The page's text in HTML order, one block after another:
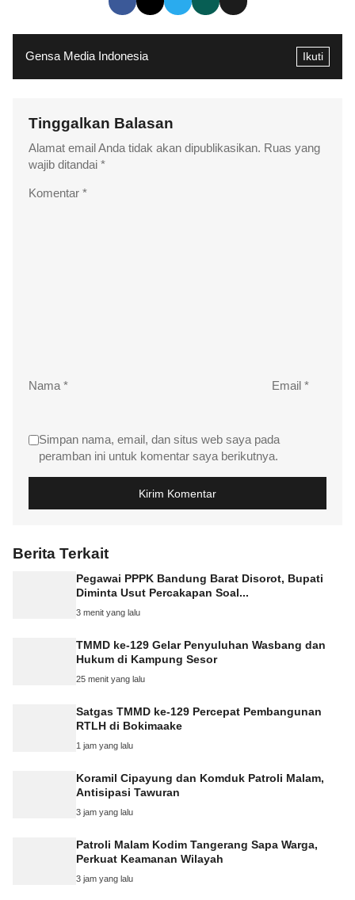
Gensa Media Indonesia Ikuti
Tinggalkan Balasan
Alamat email Anda tidak akan dipublikasikan. Ruas yang
wajib ditandai *
Komentar *
Nama * Email *
Simpan nama, email, dan situs web saya pada
peramban ini untuk komentar saya berikutnya.
Berita Terkait
Pegawai PPPK Bandung Barat Disorot, Bupati
Diminta Usut Percakapan Soal...
3 menit yang lalu
TMMD ke-129 Gelar Penyuluhan Wasbang dan
Hukum di Kampung Sesor
25 menit yang lalu
Satgas TMMD ke-129 Percepat Pembangunan
RTLH di Bokimaake
1 jam yang lalu
Koramil Cipayung dan Komduk Patroli Malam,
Antisipasi Tawuran
3 jam yang lalu
Patroli Malam Kodim Tangerang Sapa Warga,
Perkuat Keamanan Wilayah
3 jam yang lalu